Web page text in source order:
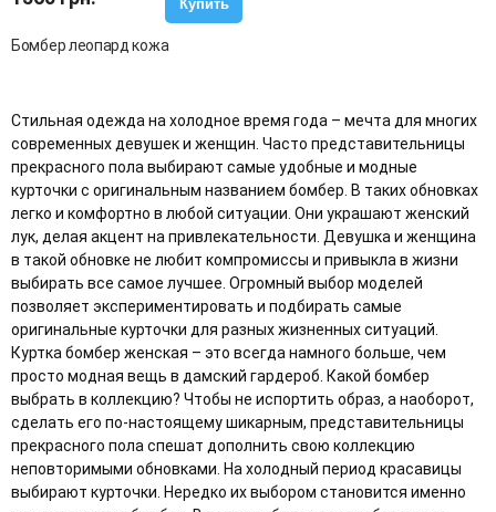
Купить
Бомбер леопард кожа
Стильная одежда на холодное время года – мечта для многих
современных девушек и женщин. Часто представительницы
прекрасного пола выбирают самые удобные и модные
курточки с оригинальным названием бомбер. В таких обновках
легко и комфортно в любой ситуации. Они украшают женский
лук, делая акцент на привлекательности. Девушка и женщина
в такой обновке не любит компромиссы и привыкла в жизни
выбирать все самое лучшее. Огромный выбор моделей
позволяет экспериментировать и подбирать самые
оригинальные курточки для разных жизненных ситуаций.
Куртка бомбер женская – это всегда намного больше, чем
просто модная вещь в дамский гардероб. Какой бомбер
выбрать в коллекцию? Чтобы не испортить образ, а наоборот,
сделать его по-настоящему шикарным, представительницы
прекрасного пола спешат дополнить свою коллекцию
неповторимыми обновками. На холодный период красавицы
выбирают курточки. Нередко их выбором становится именно